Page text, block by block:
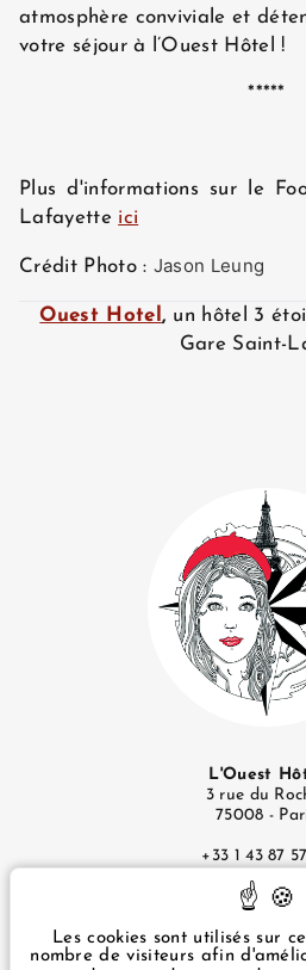
atmosphère conviviale et
votre séjour à l’Ouest Hôtel !
*****
Plus d'informations sur le
Lafayette ici
Crédit Photo : Jason Leung
Ouest Hotel , un hôtel 3
Gare Saint-
L'Ouest
3 rue du
75008 -
+33 1 43 87
Mentions
Politique de
Les cookies sont utilisés sur
nombre de visiteurs afin